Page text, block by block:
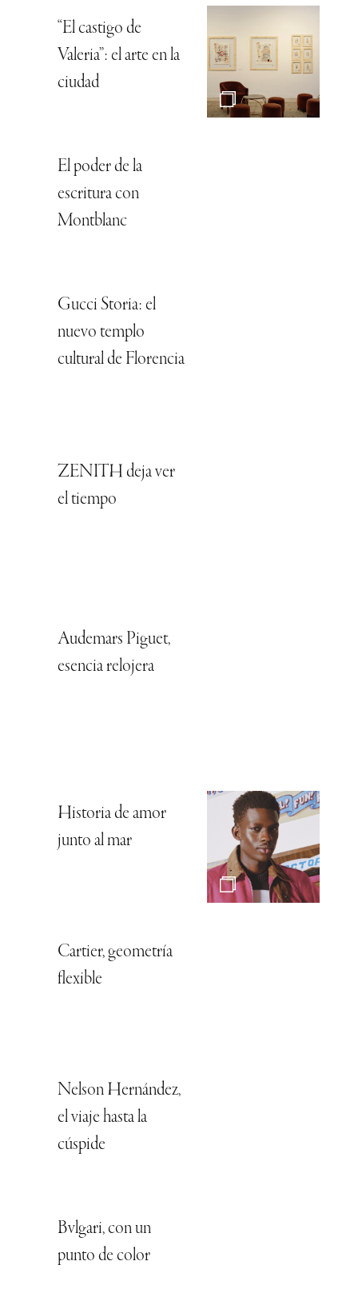
“El castigo de
Valeria”: el arte en la
ciudad
El poder de la
escritura con
Montblanc
Gucci Storia: el
nuevo templo
cultural de Florencia
ZENITH deja ver
el tiempo
Audemars Piguet,
esencia relojera
Historia de amor
junto al mar
Cartier, geometría
flexible
Nelson Hernández,
el viaje hasta la
cúspide
Bvlgari, con un
punto de color